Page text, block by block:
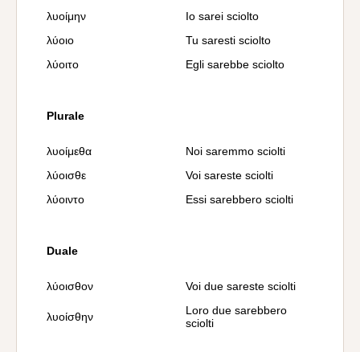
λυοίμην
Io sarei sciolto
λύοιο
Tu saresti sciolto
λύοιτο
Egli sarebbe sciolto
Plurale
λυοίμεθα
Noi saremmo sciolti
λύοισθε
Voi sareste sciolti
λύοιντο
Essi sarebbero sciolti
Duale
λύοισθον Voi due sareste sciolti
λυοίσθην
Loro due sarebbero
sciolti